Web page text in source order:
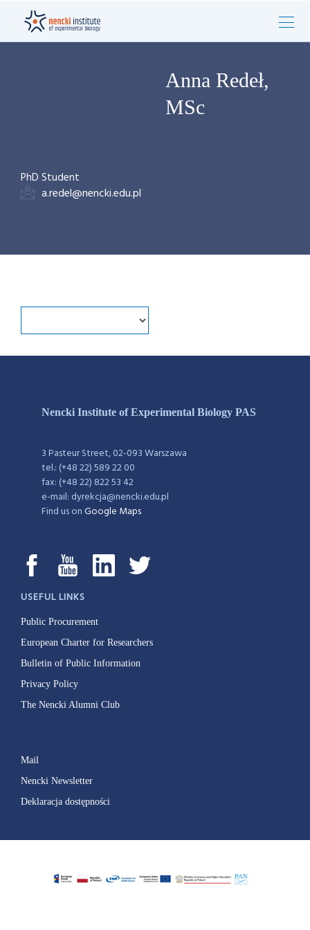
Anna Redeł,
MSc
PhD Student
a.redel@nencki.edu.pl
Nencki Institute of Experimental Biology PAS
3 Pasteur Street, 02-093 Warszawa
tel.: (+48 22) 589 22 00
fax: (+48 22) 822 53 42
e-mail: dyrekcja@nencki.edu.pl
Find us onGoogle Maps
USEFUL LINKS
Public Procurement
European Charter for Researchers
Bulletin of Public Information
Privacy Policy
The Nencki Alumni Club
Mail
Nencki Newsletter
Deklaracja dostępności